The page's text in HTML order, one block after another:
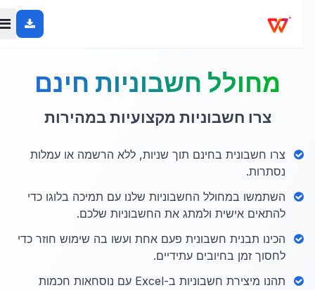
מחולל חשבוניות חינם
צרו חשבוניות מקצועיות במהירות
צרו חשבונית בחינם תוך שניות, ללא הרשמה או עמלות
נסתרות.
השתמשו במחולל החשבוניות שלנו עם תמיכה בלוגו כדי
להתאים אישית ולמתג את החשבוניות שלכם.
הכינו תבנית חשבונית פעם אחת ועשו בה שימוש חוזר כדי
לחסוך זמן בחיובים עתידיים.
תהנו מיצירת חשבוניות ב-Excel עם נוסחאות חכמות